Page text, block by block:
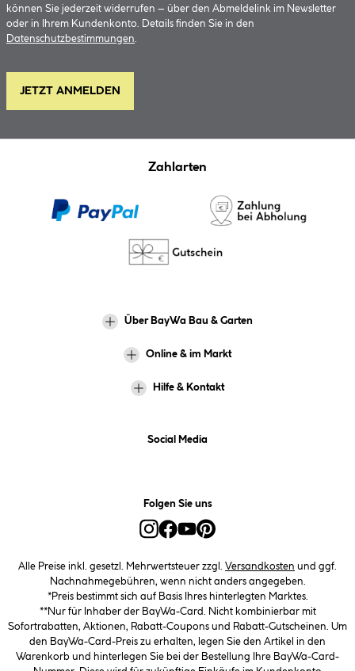
können Sie jederzeit widerrufen – über den Abmeldelink im Newsletter
oder in Ihrem Kundenkonto. Details finden Sie in den
Datenschutzbestimmungen.
JETZT ANMELDEN
Zahlarten
Über BayWa Bau & Garten
Online & im Markt
Hilfe & Kontakt
Social Media
Folgen Sie uns
Alle Preise inkl. gesetzl. Mehrwertsteuer zzgl. Versandkosten und ggf.
Nachnahmegebühren, wenn nicht anders angegeben.
*Preis bestimmt sich auf Basis Ihres hinterlegten Marktes.
**Nur für Inhaber der BayWa-Card. Nicht kombinierbar mit
Sofortrabatten, Aktionen, Rabatt-Coupons und Rabatt-Gutscheinen. Um
den BayWa-Card-Preis zu erhalten, legen Sie den Artikel in den
Warenkorb und hinterlegen Sie bei der Bestellung Ihre BayWa-Card-